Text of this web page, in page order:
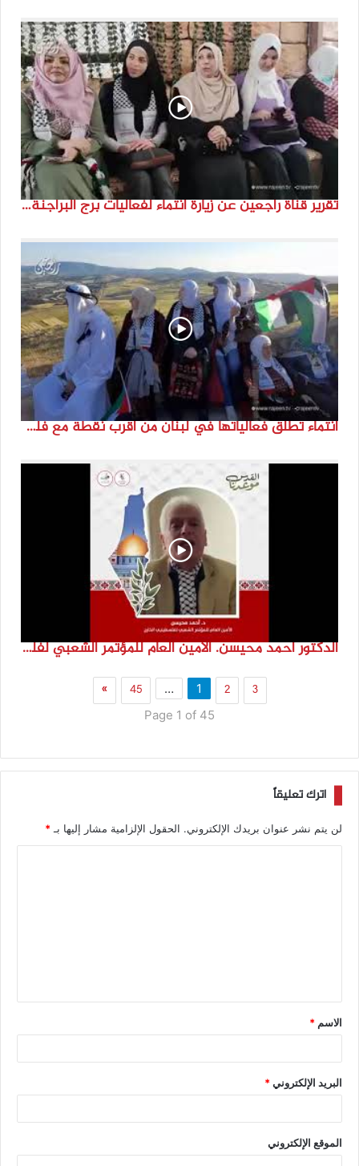
تقرير قناة راجعين عن زيارة انتماء لفعاليات برج البراجنة اعداد جنى شحرور
انتماء تطلق فعالياتها في لبنان من أقرب نقطة مع فلسطين المحتلة في ذكرى النكبة_74تقرير: جنى شحرور
الدكتور احمد محيسن. الامين العام للمؤتمر الشعبي لفلسطينيي الخارج
1 2 3
…
45
»
Page 1 of 45
اترك تعليقاً
لن يتم نشر عنوان بريدك الإلكتروني. الحقول الإلزامية مشار إليها بـ *
الاسم *
البريد الإلكتروني*
الموقع الإلكتروني